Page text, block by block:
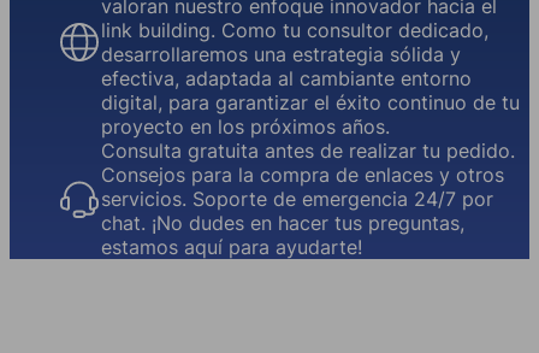
valoran nuestro enfoque innovador hacia el
link building. Como tu consultor dedicado,
desarrollaremos una estrategia sólida y
efectiva, adaptada al cambiante entorno
digital, para garantizar el éxito continuo de tu
proyecto en los próximos años.
Consulta gratuita antes de realizar tu pedido.
Consejos para la compra de enlaces y otros
servicios. Soporte de emergencia 24/7 por
chat. ¡No dudes en hacer tus preguntas,
estamos aquí para ayudarte!